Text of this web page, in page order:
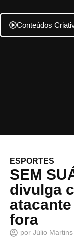
Conteúdos
ESPORTES
SEM
divulga
fora
por Júlio Martins